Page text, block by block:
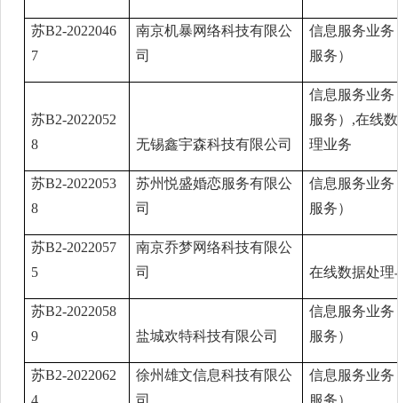
苏B2-2022046
7
南京机暴网络科技有限公
司
信息服务业
服务）
苏B2-2022052
8
无锡鑫宇森科技有限公司
信息服务业
服务）,在线
理业务
苏B2-2022053
8
苏州悦盛婚恋服务有限公
司
信息服务业
服务）
苏B2-2022057
5
南京乔梦网络科技有限公
司
在线数据处
苏B2-2022058
9
盐城欢特科技有限公司
信息服务业
服务）
苏B2-2022062
4
徐州雄文信息科技有限公
司
信息服务业
服务）